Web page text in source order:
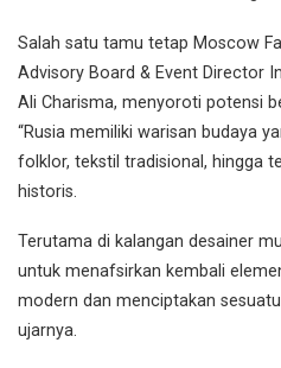
Salah satu tamu tetap Moscow
Advisory Board & Event Director
Ali Charisma, menyoroti potensi
“Rusia memiliki warisan budaya
folklor, tekstil tradisional, hingga
historis.
Terutama di kalangan desainer
untuk menafsirkan kembali
modern dan menciptakan
ujarnya.